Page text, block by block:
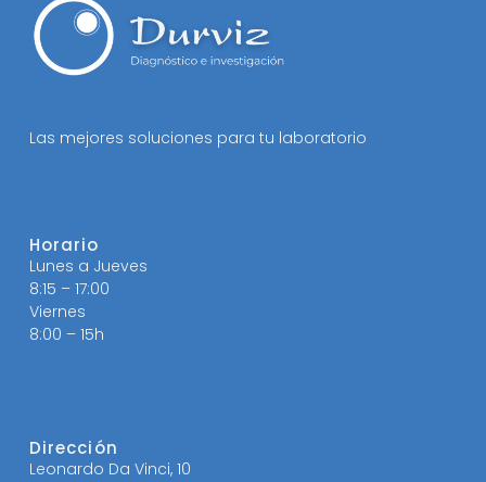
Las mejores soluciones para tu laboratorio
Horario
Lunes a Jueves
8:15 – 17:00
Viernes
8:00 – 15h
Dirección
Leonardo Da Vinci, 10